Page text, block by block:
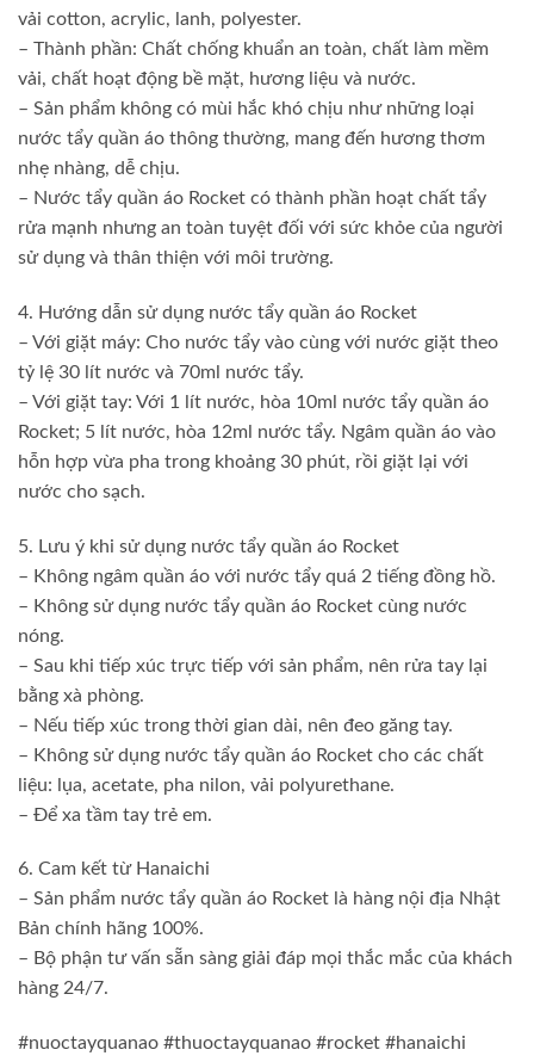
vải cotton, acrylic, lanh, polyester.
– Thành phần: Chất chống khuẩn an toàn, chất làm mềm
vải, chất hoạt động bề mặt, hương liệu và nước.
– Sản phẩm không có mùi hắc khó chịu như những loại
nước tẩy quần áo thông thường, mang đến hương thơm
nhẹ nhàng, dễ chịu.
– Nước tẩy quần áo Rocket có thành phần hoạt chất tẩy
rửa mạnh nhưng an toàn tuyệt đối với sức khỏe của người
sử dụng và thân thiện với môi trường.
4. Hướng dẫn sử dụng nước tẩy quần áo Rocket
– Với giặt máy: Cho nước tẩy vào cùng với nước giặt theo
tỷ lệ 30 lít nước và 70ml nước tẩy.
– Với giặt tay: Với 1 lít nước, hòa 10ml nước tẩy quần áo
Rocket; 5 lít nước, hòa 12ml nước tẩy. Ngâm quần áo vào
hỗn hợp vừa pha trong khoảng 30 phút, rồi giặt lại với
nước cho sạch.
5. Lưu ý khi sử dụng nước tẩy quần áo Rocket
– Không ngâm quần áo với nước tẩy quá 2 tiếng đồng hồ.
– Không sử dụng nước tẩy quần áo Rocket cùng nước
nóng.
– Sau khi tiếp xúc trực tiếp với sản phẩm, nên rửa tay lại
bằng xà phòng.
– Nếu tiếp xúc trong thời gian dài, nên đeo găng tay.
– Không sử dụng nước tẩy quần áo Rocket cho các chất
liệu: lụa, acetate, pha nilon, vải polyurethane.
– Để xa tầm tay trẻ em.
6. Cam kết từ Hanaichi
– Sản phẩm nước tẩy quần áo Rocket là hàng nội địa Nhật
Bản chính hãng 100%.
– Bộ phận tư vấn sẵn sàng giải đáp mọi thắc mắc của khách
hàng 24/7.
#nuoctayquanao #thuoctayquanao #rocket #hanaichi